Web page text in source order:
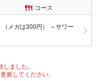
コース
メガは300円） ～サワー
ました。
新してください。